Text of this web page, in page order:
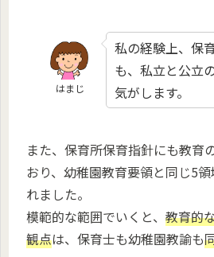
はまじ
私の経験上、保
も、私立と公立
気がします。
また、保育所保育指針にも教育
おり、幼稚園教育要領と同じ5
れました。
模範的な範囲でいくと、 教育的
観点は、保育士も幼稚園教諭も